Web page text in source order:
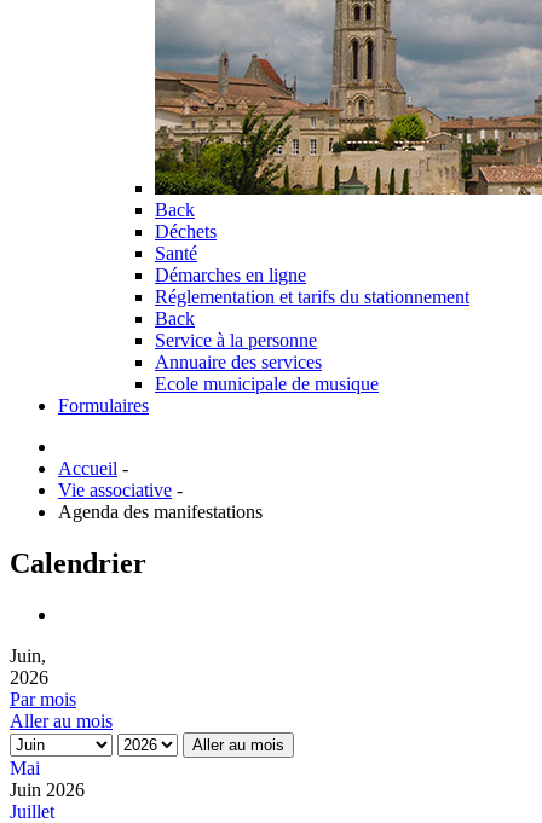
Back
Déchets
Santé
Démarches en ligne
Réglementation et tarifs du stationnement
Back
Service à la personne
Annuaire des services
Ecole municipale de musique
Formulaires
Accueil -
Vie associative -
Agenda des manifestations
Calendrier
Juin,
2026
Par mois
Aller au mois
Aller au mois
Mai
Juin 2026
Juillet